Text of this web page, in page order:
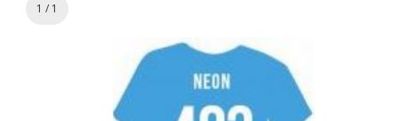
1 / 1